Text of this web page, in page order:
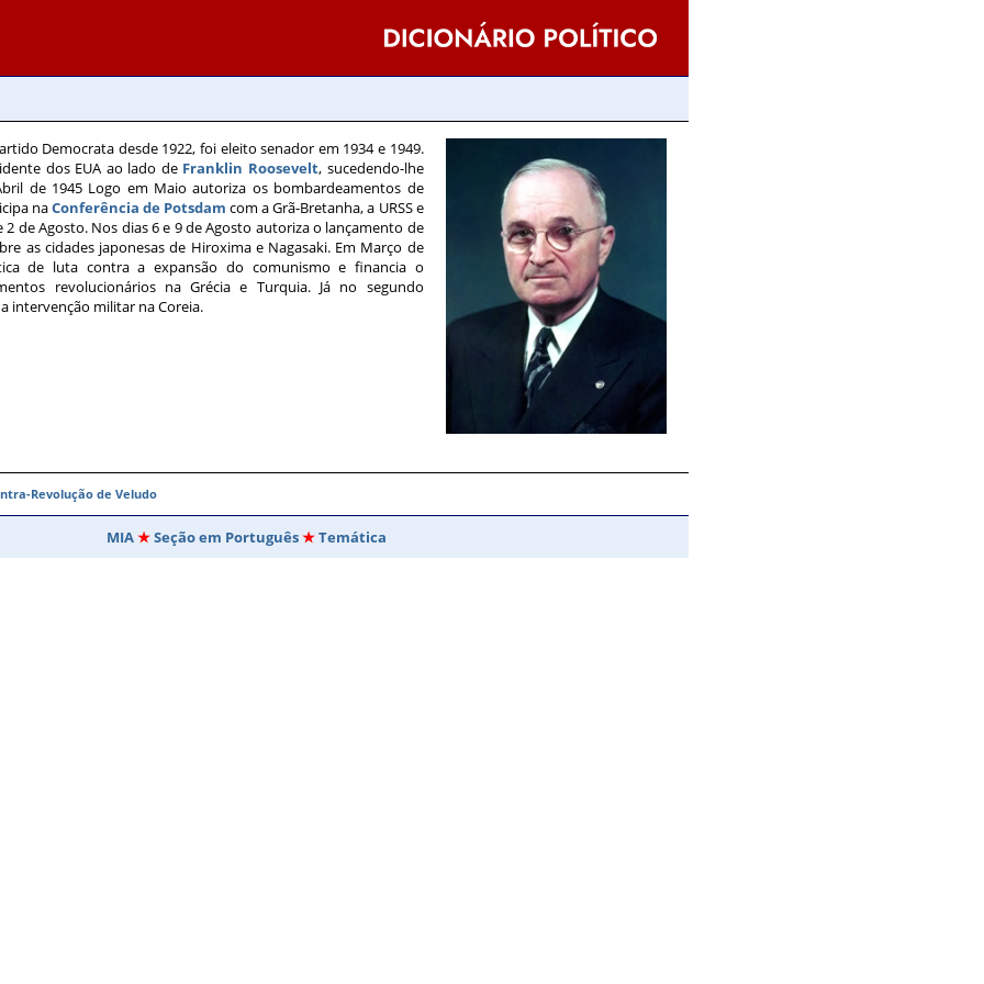
Democrata desde 1922, foi eleito senador em 1934 e 1949.
dos EUA ao lado de Franklin Roosevelt, sucedendo-lhe
de 1945 Logo em Maio autoriza os bombardeamentos de
naConferência de Potsdam com a Grã-Bretanha, a URSS e
2 de Agosto. Nos dias 6 e 9 de Agosto autoriza o lançamento de
as cidades japonesas de Hiroxima e Nagasaki. Em Março de
de luta contra a expansão do comunismo e financia o
revolucionários na Grécia e Turquia. Já no segundo
intervenção militar na Coreia.
Revolução de Veludo
MIA Seção em Português Temática